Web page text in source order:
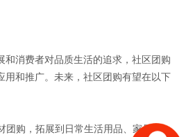
和消费者对品质生活的追求，社区团购
用和推广。未来，社区团购有望在以下
团购，拓展到日常生活用品、家居家